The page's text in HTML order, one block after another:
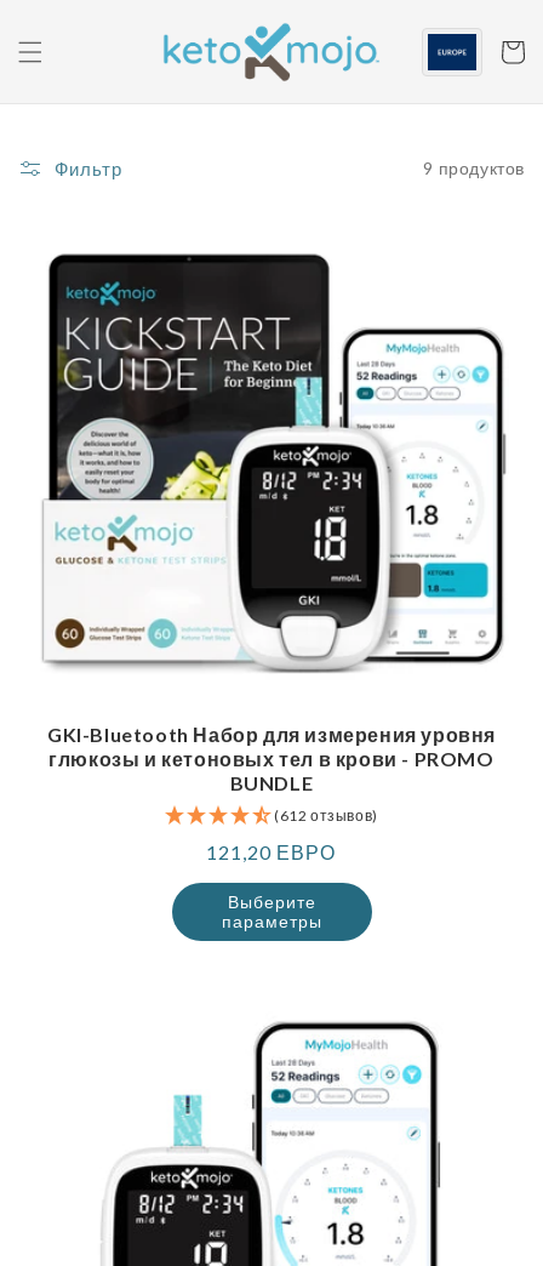
содержанию
Фильтр 9 продуктов
GKI-Bluetooth Набор для измерения уровня
глюкозы и кетоновых тел в крови - PROMO
BUNDLE
(612 отзывов)
Обычная
цена
121,20 ЕВРО
Выберите
параметры